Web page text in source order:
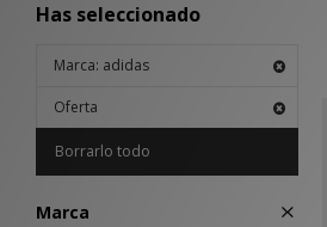
Has seleccionado
Marca: adidas
Oferta
Borrarlo todo
Marca